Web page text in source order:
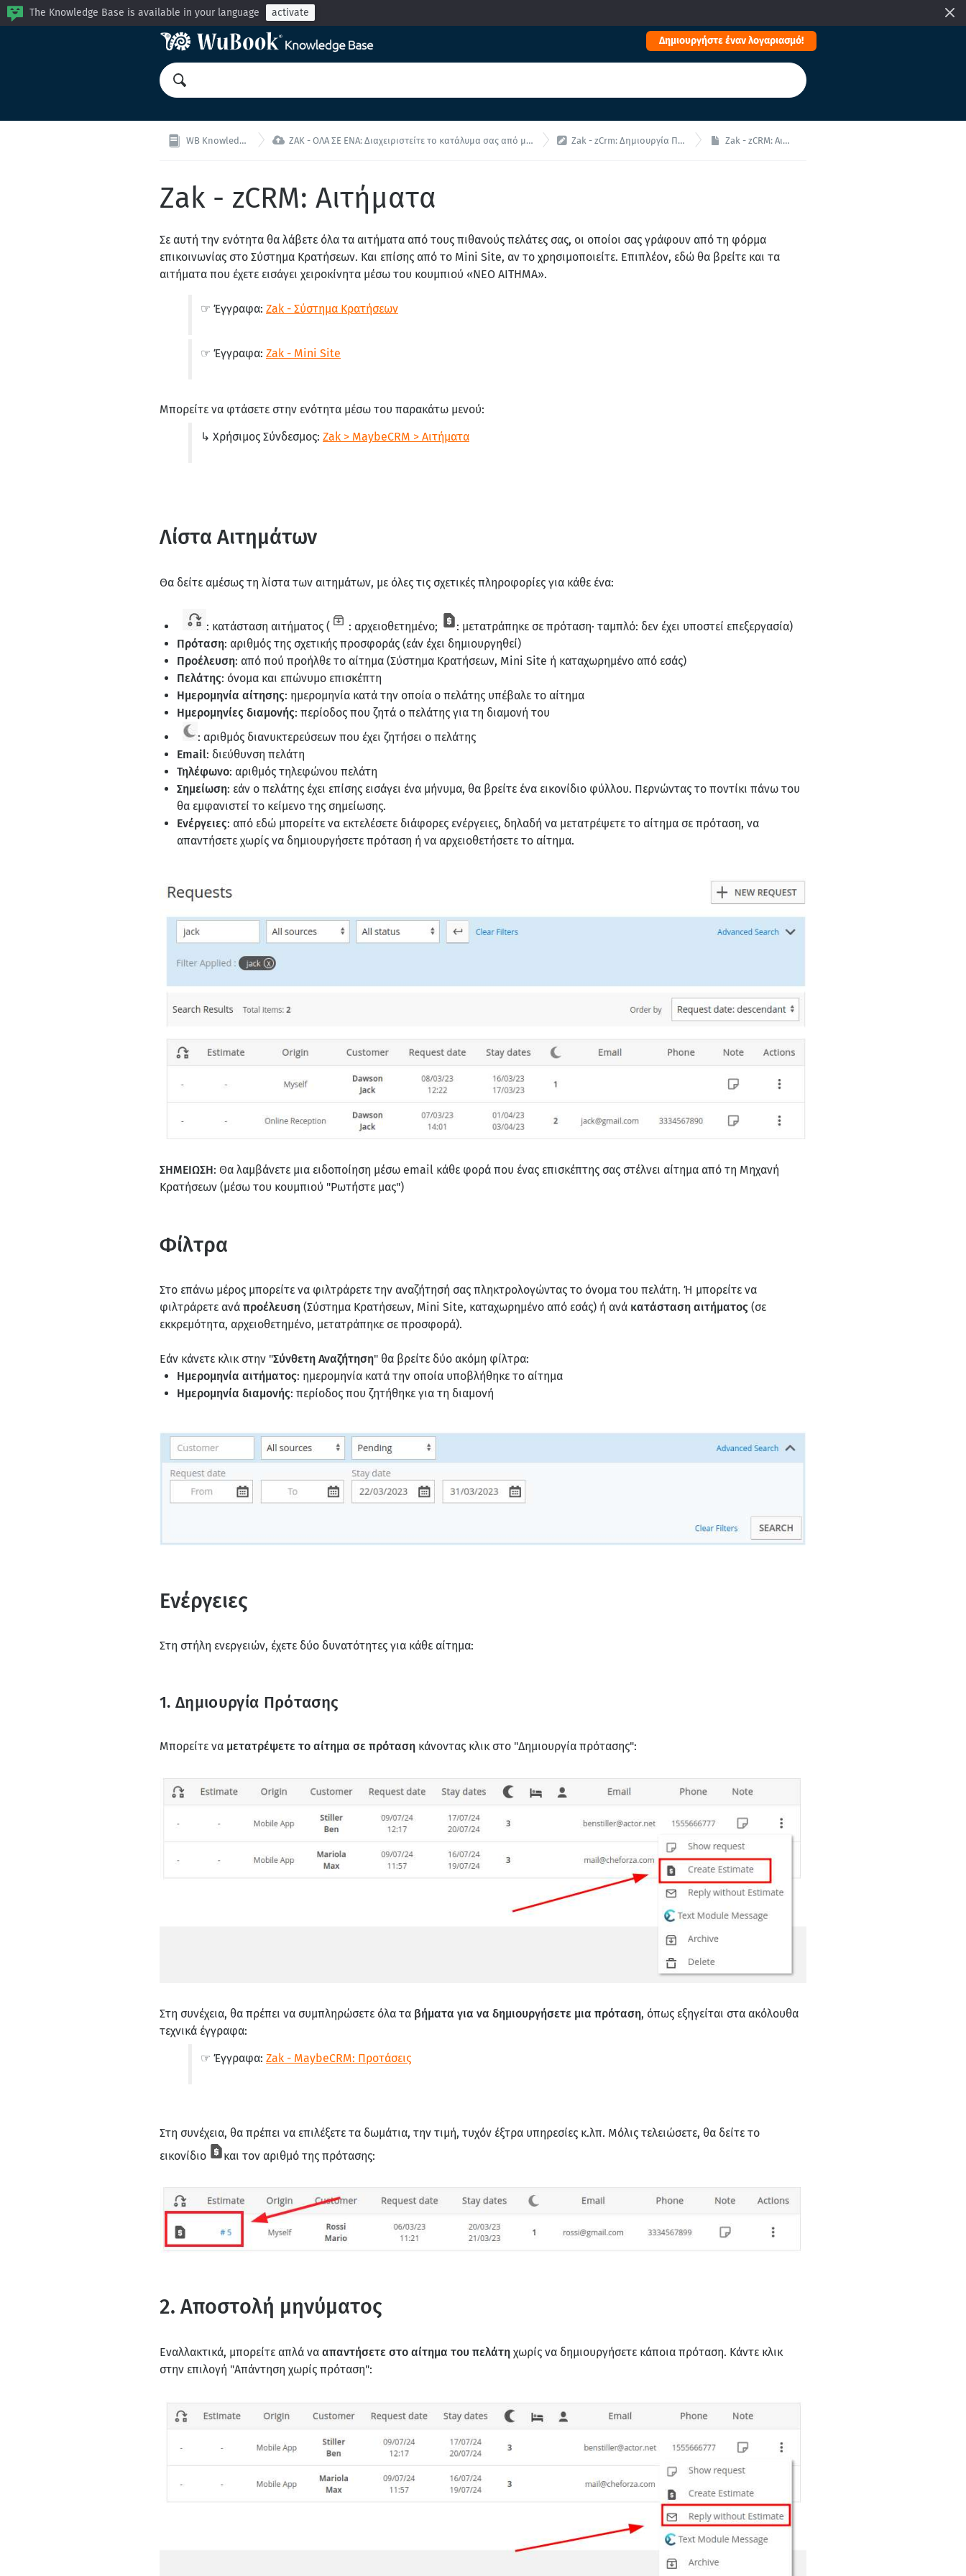
The Knowledge Base is available in your language activate
Δημιουργήστε έναν λογαριασμό!
WB Knowledge Base  ZAK - ΟΛΑ ΣΕ ΕΝΑ: Διαχειριστείτε το κατάλυμα σας από μία ενιαία διεπαφή!  Zak - zCrm: Δημιουργία Προτάσεων Zak - zCRM: Αιτήματα
Zak - zCRM: Αιτήματα
Σε αυτή την ενότητα θα λάβετε όλα τα αιτήματα από τους πιθανούς πελάτες σας, οι οποίοι σας γράφουν από τη φόρμα
επικοινωνίας στο Σύστημα Κρατήσεων. Και επίσης από το Mini Site, αν το χρησιμοποιείτε. Επιπλέον, εδώ θα βρείτε και τα
αιτήματα που έχετε εισάγει χειροκίνητα μέσω του κουμπιού «ΝΕΟ ΑΙΤΗΜΑ».
☞ Έγγραφα: Zak - Σύστημα Κρατήσεων
☞ Έγγραφα: Zak - Mini Site
Μπορείτε να φτάσετε στην ενότητα μέσω του παρακάτω μενού:
↳ Χρήσιμος Σύνδεσμος: Zak > MaybeCRM > Αιτήματα
Λίστα Αιτημάτων
Θα δείτε αμέσως τη λίστα των αιτημάτων, με όλες τις σχετικές πληροφορίες για κάθε ένα:
: κατάσταση αιτήματος ( : αρχειοθετημένο;
: μετατράπηκε σε πρόταση· ταμπλό: δεν έχει υποστεί επεξεργασία)
Πρόταση: αριθμός της σχετικής προσφοράς (εάν έχει δημιουργηθεί)
Προέλευση: από πού προήλθε το αίτημα (Σύστημα Κρατήσεων, Mini Site ή καταχωρημένο από εσάς)
Πελάτης: όνομα και επώνυμο επισκέπτη
Ημερομηνία αίτησης: ημερομηνία κατά την οποία ο πελάτης υπέβαλε το αίτημα
Ημερομηνίες διαμονής: περίοδος που ζητά ο πελάτης για τη διαμονή του
: αριθμός διανυκτερεύσεων που έχει ζητήσει ο πελάτης
Email: διεύθυνση πελάτη
Τηλέφωνο: αριθμός τηλεφώνου πελάτη
Σημείωση: εάν ο πελάτης έχει επίσης εισάγει ένα μήνυμα, θα βρείτε ένα εικονίδιο φύλλου. Περνώντας το ποντίκι πάνω του
θα εμφανιστεί το κείμενο της σημείωσης.
Ενέργειες: από εδώ μπορείτε να εκτελέσετε διάφορες ενέργειες, δηλαδή να μετατρέψετε το αίτημα σε πρόταση, να
απαντήσετε χωρίς να δημιουργήσετε πρόταση ή να αρχειοθετήσετε το αίτημα.
ΣΗΜΕΙΩΣΗ: Θα λαμβάνετε μια ειδοποίηση μέσω email κάθε φορά που ένας επισκέπτης σας στέλνει αίτημα από τη Μηχανή
Κρατήσεων (μέσω του κουμπιού "Ρωτήστε μας")
Φίλτρα
Στο επάνω μέρος μπορείτε να φιλτράρετε την αναζήτησή σας πληκτρολογώντας το όνομα του πελάτη. Ή μπορείτε να
φιλτράρετε ανά προέλευση (Σύστημα Κρατήσεων, Mini Site, καταχωρημένο από εσάς) ή ανά κατάσταση αιτήματος (σε
εκκρεμότητα, αρχειοθετημένο, μετατράπηκε σε προσφορά).
Εάν κάνετε κλικ στην "Σύνθετη Αναζήτηση" θα βρείτε δύο ακόμη φίλτρα:
Ημερομηνία αιτήματος: ημερομηνία κατά την οποία υποβλήθηκε το αίτημα
Ημερομηνία διαμονής: περίοδος που ζητήθηκε για τη διαμονή
Ενέργειες
Στη στήλη ενεργειών, έχετε δύο δυνατότητες για κάθε αίτημα:
1. Δημιουργία Πρότασης
Μπορείτε να μετατρέψετε το αίτημα σε πρόταση κάνοντας κλικ στο "Δημιουργία πρότασης":
Στη συνέχεια, θα πρέπει να συμπληρώσετε όλα τα βήματα για να δημιουργήσετε μια πρόταση, όπως εξηγείται στα ακόλουθα
τεχνικά έγγραφα:
☞ Έγγραφα: Zak - MaybeCRM: Προτάσεις
Στη συνέχεια, θα πρέπει να επιλέξετε τα δωμάτια, την τιμή, τυχόν έξτρα υπηρεσίες κ.λπ. Μόλις τελειώσετε, θα δείτε το
εικονίδιο
και τον αριθμό της πρότασης:
2. Αποστολή μηνύματος
Εναλλακτικά, μπορείτε απλά να απαντήσετε στο αίτημα του πελάτη χωρίς να δημιουργήσετε κάποια πρόταση. Κάντε κλικ
στην επιλογή "Απάντηση χωρίς πρόταση":